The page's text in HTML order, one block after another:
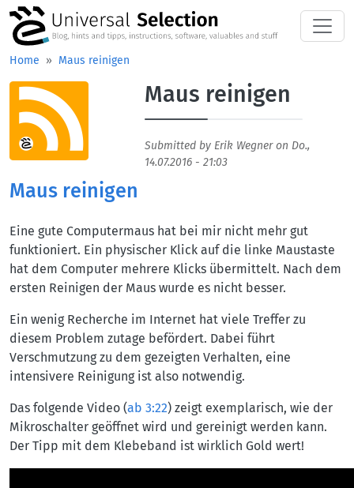
Skip to main content
Home Maus reinigen
Maus reinigen
Maus reinigen
Aufmacherbild
Submitted by Erik Wegneron Do.,
14.07.2016 - 21:03
Eine gute Computermaus hat bei mir nicht mehr gut
funktioniert. Ein physischer Klick auf die linke Maustaste
hat dem Computer mehrere Klicks übermittelt. Nach dem
ersten Reinigen der Maus wurde es nicht besser.
Ein wenig Recherche im Internet hat viele Treffer zu
diesem Problem zutage befördert. Dabei führt
Verschmutzung zu dem gezeigten Verhalten, eine
intensivere Reinigung ist also notwendig.
Das folgende Video (ab 3:22) zeigt exemplarisch, wie der
Mikroschalter geöffnet wird und gereinigt werden kann.
Der Tipp mit dem Klebeband ist wirklich Gold wert!